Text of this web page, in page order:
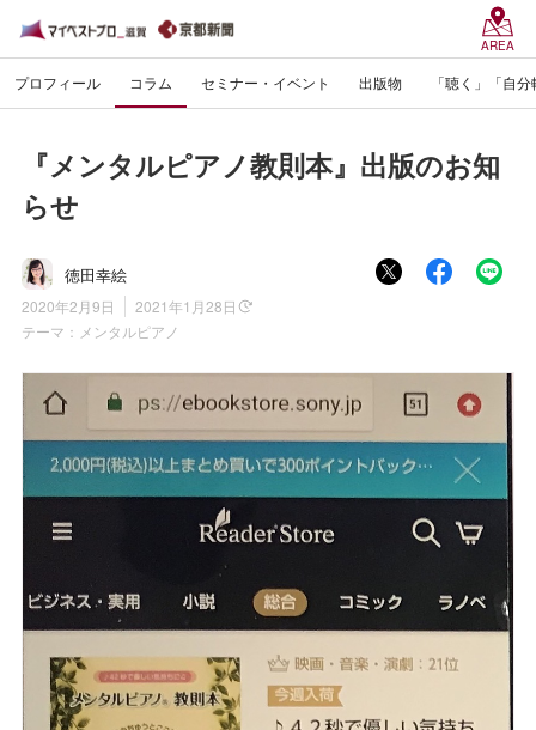
AREA
プロフィール コラム セミナー・イベント 出版物 「聴く」「自
『メンタルピアノ教則本』出版のお知
らせ
徳田幸絵
2020年2月9日
2021年1月28日
テーマ： メンタルピアノ